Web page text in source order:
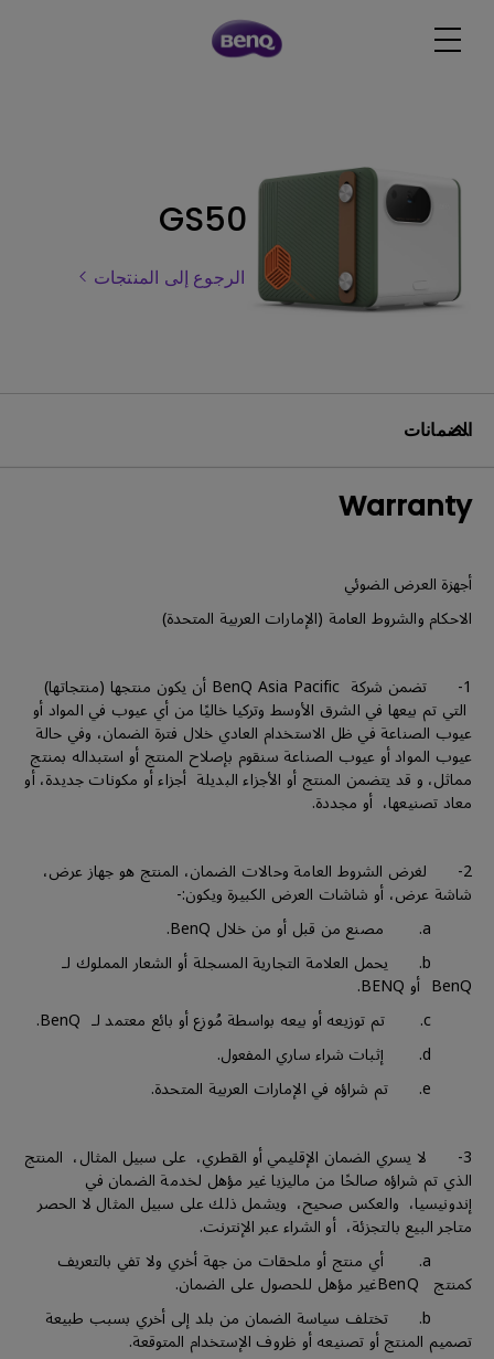
GS50
الرجوع إلى المنتجات
الضمانات
Warranty
أجهزة العرض الضوئي
الاحكام والشروط العامة (الإمارات العربية المتحدة)
1- تضمن شركة BenQ Asia Pacific أن يكون منتجها (منتجاتها)
التي تم بيعها في الشرق الأوسط وتركيا خاليًا من أي عيوب في المواد أو
عيوب الصناعة في ظل الاستخدام العادي خلال فترة الضمان، وفي حالة
عيوب المواد أو عيوب الصناعة سنقوم بإصلاح المنتج أو استبداله بمنتج
مماثل، و قد يتضمن المنتج أو الأجزاء البديلة أجزاء أو مكونات جديدة، أو
معاد تصنيعها، أو مجددة.
2- لغرض الشروط العامة وحالات الضمان، المنتج هو جهاز عرض،
شاشة عرض، أو شاشات العرض الكبيرة ويكون:-
b. يحمل العلامة التجارية المسجلة أو الشعار المملوك لـ
BenQ أو BENQ.
3- لا يسري الضمان الإقليمي أو القطري، على سبيل المثال، المنتج
الذي تم شراؤه صالحًا من ماليزيا غير مؤهل لخدمة الضمان في
إندونيسيا، والعكس صحيح، ويشمل ذلك على سبيل المثال لا الحصر
متاجر البيع بالتجزئة، أو الشراء عبر الإنترنت.
a. أي منتج أو ملحقات من جهة أخري ولا تفي بالتعريف
كمنتج BenQغير مؤهل للحصول على الضمان.
b. تختلف سياسة الضمان من بلد إلى أخري بسبب طبيعة
تصميم المنتج أو تصنيعه أو ظروف الإستخدام المتوقعة.